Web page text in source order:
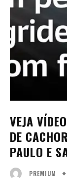
VEJA
DE
PAULO E
PREMIUM